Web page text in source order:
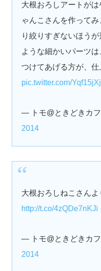
大根おろしアートが
ゃんこさんを作って
り絞りすぎないほう
ような細かいパーツ
つけてあげる方が、
pic.twitter.com/
— トモ@ときどきカ
2014
大根おろしねこさんよ
http://t.co/4zQDe7nKJi
— トモ@ときどきカ
2014